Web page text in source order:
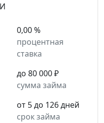
0,00 %
процентная
ставка
до 80 000 ₽
сумма займа
от 5 до 126 дней
срок займа